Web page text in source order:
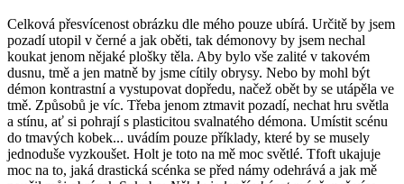
Celková přesvícenost obrázku dle mého pouze ubírá. Určitě by jsem
pozadí utopil v černé a jak oběti, tak démonovy by jsem nechal
koukat jenom nějaké plošky těla. Aby bylo vše zalité v takovém
dusnu, tmě a jen matně by jsme cítily obrysy. Nebo by mohl být
démon kontrastní a vystupovat dopředu, načež obět by se utápěla ve
tmě. Způsobů je víc. Třeba jenom ztmavit pozadí, nechat hru světla
a stínu, ať si pohrají s plasticitou svalnatého démona. Umístit scénu
do tmavých kobek... uvádím pouze příklady, které by se musely
jednoduše vyzkoušet. Holt je toto na mě moc světlé. Tfoft ukajuje
moc na to, jaká drastická scénka se před námy odehrává a jak mě